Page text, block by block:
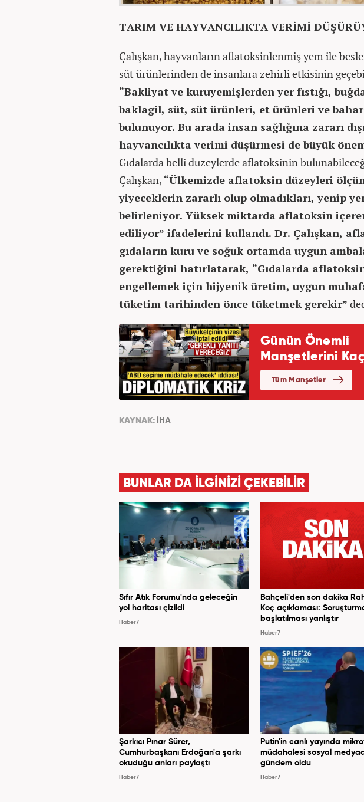
TARIM VE HAYVANCILIKTA VERİMİ
Çalışkan, hayvanların aflatoksinlenmiş yem ile
süt ürünlerinden de insanlara zehirli etkisinin
“Bakliyat ve kuruyemişlerden yer fıstığı,
baklagil, süt, süt ürünleri, et ürünleri ve
bulunuyor. Bu arada insan sağlığına zararı
hayvancılıkta verimi düşürmesi de büyük
Gıdalarda belli düzeylerde aflatoksinin
Çalışkan, “Ülkemizde aflatoksin düzeyleri
yiyeceklerin zararlı olup olmadıkları, yenip
belirleniyor. Yüksek miktarda aflatoksin
ediliyor” ifadelerini kullandı. Dr. Çalışkan,
gıdaların kuru ve soğuk ortamda uygun
gerektiğini hatırlatarak, “Gıdalarda
engellemek için hijyenik üretim, uygun
tüketim tarihinden önce tüketmek gerekir”
KAYNAK: İHA
BUNLAR DA İLGİNİZİ ÇEKEBİLİR
Sıfır Atık Forumu'nda geleceğin
yol haritası çizildi
Haber7
Bahçeli'den son dakika
Koç açıklaması:
başlatılması yanlıştır
Haber7
Şarkıcı Pınar Sürer,
Cumhurbaşkanı Erdoğan'a şarkı
okuduğu anları paylaştı
Haber7
Putin'in canlı yayında
müdahalesi sosyal
gündem oldu
Haber7